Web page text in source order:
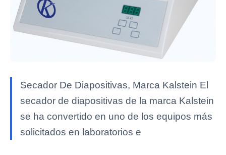
Secador De Diapositivas, Marca Kalstein El
secador de diapositivas de la marca Kalstein
se ha convertido en uno de los equipos más
solicitados en laboratorios e